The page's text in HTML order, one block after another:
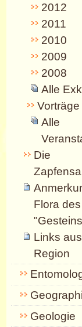
2012
2011
2010
2009
2008
Alle
Vorträge
Alle
Die
Flora des
Links
Region
Geologie